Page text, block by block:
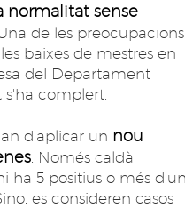
normalitat sense
Una de les preocupacions
baixes de mestres en
del Departament
complert.
d'aplicar un nou
. Només caldà
ha 5 positius o més
es consideren casos